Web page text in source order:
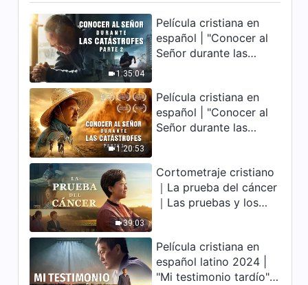
1:35:04
Película cristiana en
español | "Conocer al
Señor durante las
una extinción masiva.
¿Cómo podemos
sobrevivir?
1:20:53
Película cristiana en
español | "Conocer al
Señor durante las
irreversible, ¿dónde
encontrarás refugio?
39:03
Cortometraje cristiano
｜La prueba del cáncer
｜Las pruebas y los
Película cristiana en
español latino 2024 |
"Mi testimonio tardío"